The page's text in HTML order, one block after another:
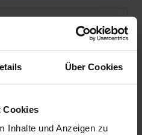
Über Cookies
Cookies
Inhalte und Anzeigen zu
Rechtsstellung
€34.00